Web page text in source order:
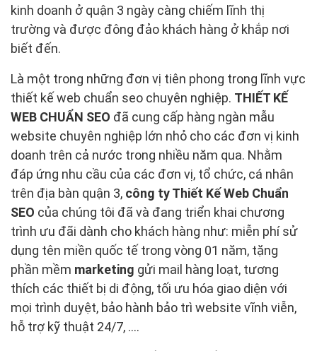
kinh doanh ở quận 3 ngày càng chiếm lĩnh thị
trường và được đông đảo khách hàng ở khắp nơi
biết đến.
Là một trong những đơn vị tiên phong trong lĩnh vực
thiết kế web chuẩn seo chuyên nghiệp. THIẾT KẾ
WEB CHUẨN SEO đã cung cấp hàng ngàn mẫu
website chuyên nghiệp lớn nhỏ cho các đơn vị kinh
doanh trên cả nước trong nhiều năm qua. Nhằm
đáp ứng nhu cầu của các đơn vị, tổ chức, cá nhân
trên địa bàn quận 3, công ty Thiết Kế Web Chuẩn
SEO của chúng tôi đã và đang triển khai chương
trình ưu đãi dành cho khách hàng như: miễn phí sử
dụng tên miền quốc tế trong vòng 01 năm, tặng
phần mềm marketing gửi mail hàng loạt, tương
thích các thiết bị di động, tối ưu hóa giao diện với
mọi trình duyệt, bảo hành bảo trì website vĩnh viễn,
hỗ trợ kỹ thuật 24/7, ….